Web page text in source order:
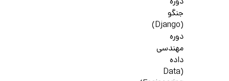
جنگو
(Django)
دوره
مهندسی
داده
(Data